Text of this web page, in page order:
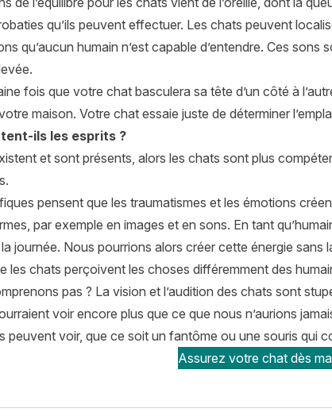
qu’ils peuvent effectuer. Les chats peuvent
qu’aucun humain n’est capable d’entendre. Ces
fois que votre chat basculera sa tête d’un côté à
maison. Votre chat essaie juste de déterminer
ils les esprits ?
et sont présents, alors les chats sont plus
pensent que les traumatismes et les émotions
par exemple en images et en sons. En tant
journée. Nous pourrions alors créer cette énergie sans
les chats perçoivent les choses différemment des
pas ? La vision et l’audition des chats sont
voir encore plus que ce que nous n’aurions
peuvent voir, que ce soit un fantôme ou une souris qui
Assurez votre chat dès